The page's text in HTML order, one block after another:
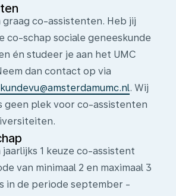
co-assistenten. Heb jij
co-schap sociale geneeskunde
én studeer je aan het UMC
dan contact op via
. Wij
geen plek voor co-assistenten
1 keuze co-assistent
van minimaal 2 en maximaal 3
in de periode september -